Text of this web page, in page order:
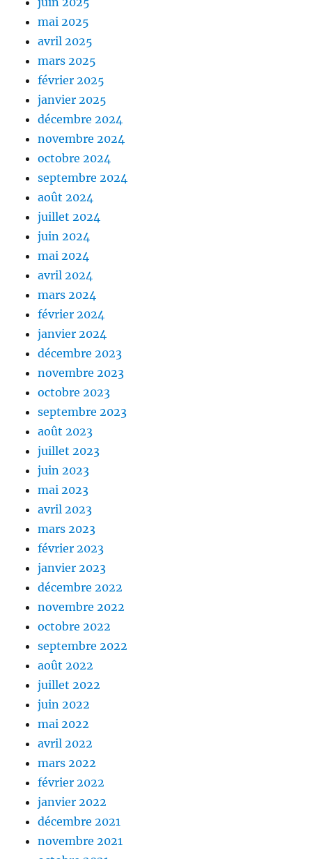
mai 2025
avril 2025
mars 2025
février 2025
janvier 2025
décembre 2024
novembre 2024
octobre 2024
septembre 2024
août 2024
juillet 2024
juin 2024
mai 2024
avril 2024
mars 2024
février 2024
janvier 2024
décembre 2023
novembre 2023
octobre 2023
septembre 2023
août 2023
juillet 2023
juin 2023
mai 2023
avril 2023
mars 2023
février 2023
janvier 2023
décembre 2022
novembre 2022
octobre 2022
septembre 2022
août 2022
juillet 2022
juin 2022
mai 2022
avril 2022
mars 2022
février 2022
janvier 2022
décembre 2021
novembre 2021